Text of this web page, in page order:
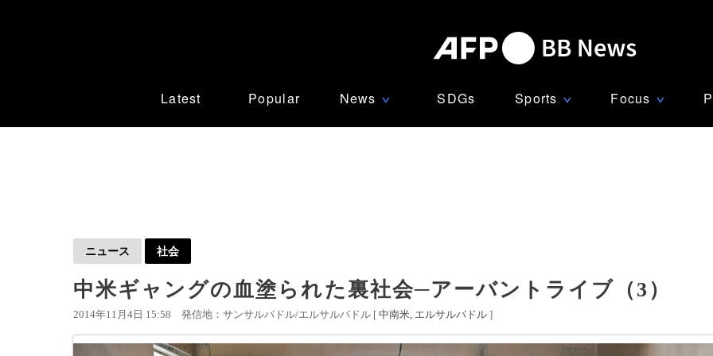
Latest Popular News ∨ SDGs Sports ∨ Focus ∨
ニュース 社会
中米ギャングの血塗られた裏社会─アーバントライブ（3）
2014年11月4日 15:58 発信地：サンサルバドル/エルサルバドル [ 中南米 エルサルバドル ]